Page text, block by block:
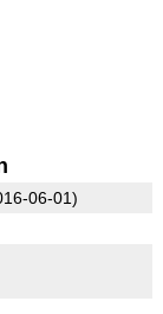
06-01)